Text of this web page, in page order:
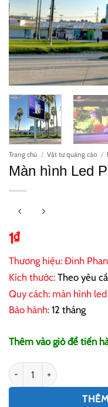
Trang chủ / Vật tư quảng cáo /
Màn hình Led
1₫
Thương hiệu: Đinh Phan
Kích thước: Theo yêu
Quy cách: màn hình
Bảo hành: 12 tháng
Thêm vào giỏ để tiến
Màn hình Led P5 số